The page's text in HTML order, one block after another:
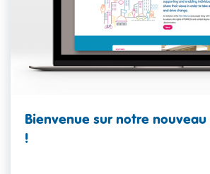
Bienvenue sur notre
!